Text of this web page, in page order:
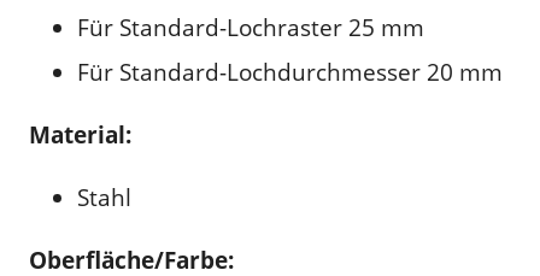
Für Standard-Lochraster 25 mm
Für Standard-Lochdurchmesser 20 mm
Material:
Stahl
Oberfläche/Farbe: